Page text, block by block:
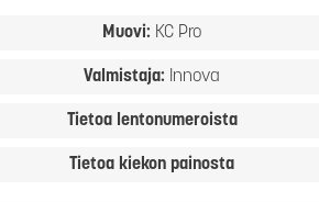
Muovi: KC Pro
Valmistaja: Innova
Tietoa lentonumeroista
Tietoa kiekon painosta